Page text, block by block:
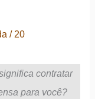
/ 20
contratar
para você?